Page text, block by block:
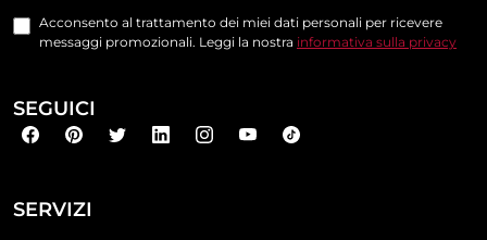
SERVIZI
Acconsento al trattamento dei miei dati personali per ricevere
messaggi promozionali. Leggi la nostra informativa sulla privacy
SEGUICI